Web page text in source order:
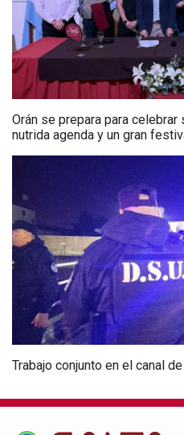
Orán se prepara para celebrar
nutrida agenda y un gran
Trabajo conjunto en el canal